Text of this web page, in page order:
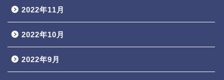
2022年11月
2022年10月
2022年9月